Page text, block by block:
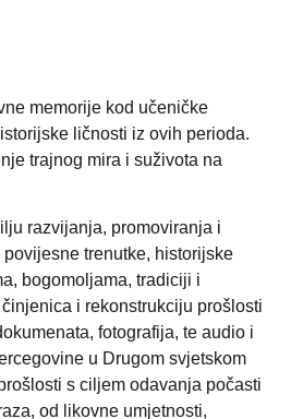
memorije kod učeničke
ličnosti iz ovih perioda.
trajnog mira i suživota na
razvijanja, promoviranja i
trenutke, historijske
bogomoljama, tradiciji i
i rekonstrukciju prošlosti
fotografija, te audio i
u Drugom svjetskom
s ciljem odavanja počasti
od likovne umjetnosti,